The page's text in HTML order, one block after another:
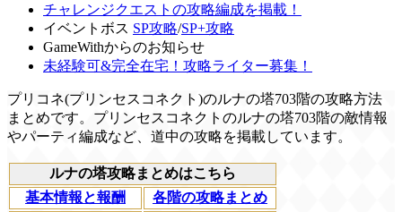
チャレンジクエストの攻略編成を掲載！
イベントボス SP攻略/SP+攻略
GameWithからのお知らせ
未経験可&完全在宅！攻略ライター募集！
プリコネ(プリンセスコネクト)のルナの塔703階の攻略方法
まとめです。プリンセスコネクトのルナの塔703階の敵情報
やパーティ編成など、道中の攻略を掲載しています。
ルナの塔攻略まとめはこちら
基本情報と報酬
各階の攻略まとめ